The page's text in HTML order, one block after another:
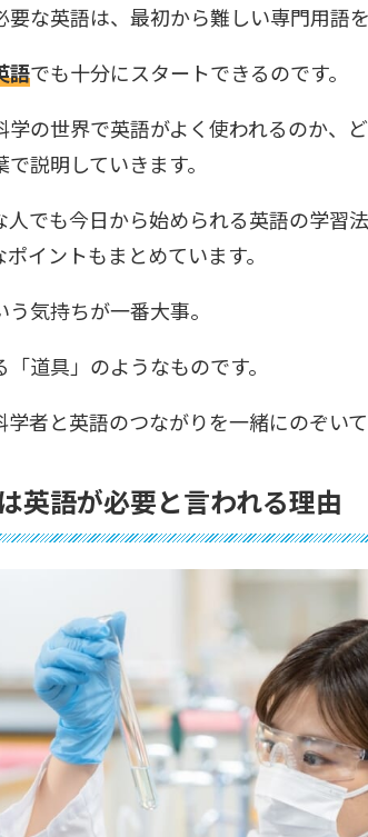
な英語は、最初から難しい専門用語
語でも十分にスタートできるのです。
学の世界で英語がよく使われるのか、
説明していきます。
人でも今日から始められる英語の学習
イントもまとめています。
う気持ちが一番大事。
道具」のようなものです。
者と英語のつながりを一緒にのぞいて
英語が必要と言われる理由